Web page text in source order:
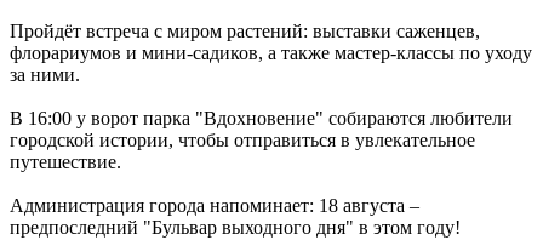
Пройдёт встреча с миром растений: выставки саженцев,
флорариумов и мини-садиков, а также мастер-классы по уходу
за ними.
В 16:00 у ворот парка "Вдохновение" собираются любители
городской истории, чтобы отправиться в увлекательное
путешествие.
Администрация города напоминает: 18 августа –
предпоследний "Бульвар выходного дня" в этом году!